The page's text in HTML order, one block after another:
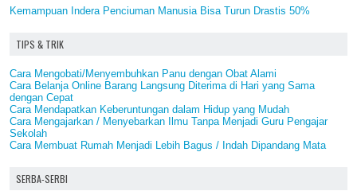
Kemampuan Indera Penciuman Manusia Bisa Turun Drastis 50%
TIPS & TRIK
Cara Mengobati/Menyembuhkan Panu dengan Obat Alami
Cara Belanja Online Barang Langsung Diterima di Hari yang Sama
dengan Cepat
Cara Mendapatkan Keberuntungan dalam Hidup yang Mudah
Cara Mengajarkan / Menyebarkan Ilmu Tanpa Menjadi Guru Pengajar
Sekolah
Cara Membuat Rumah Menjadi Lebih Bagus / Indah Dipandang Mata
SERBA-SERBI